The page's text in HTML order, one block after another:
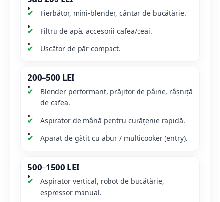
Fierbător, mini-blender, cântar de bucătărie.
Filtru de apă, accesorii cafea/ceai.
Uscător de păr compact.
200–500 LEI
Blender performant, prăjitor de pâine, râșniță
de cafea.
Aspirator de mână pentru curățenie rapidă.
Aparat de gătit cu abur / multicooker (entry).
500–1500 LEI
Aspirator vertical, robot de bucătărie,
espressor manual.